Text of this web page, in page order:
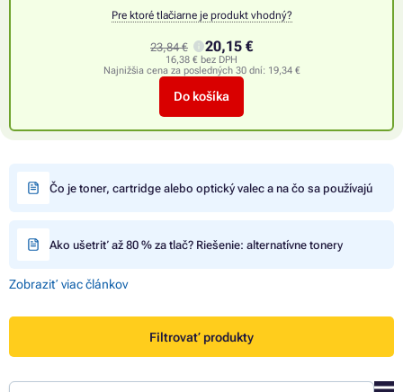
Pre ktoré tlačiarne je produkt vhodný?
23,84 € 20,15 €
16,38 € bez DPH
Najnižšia cena za posledných 30 dní: 19,34 €
Do košíka
Čo je toner, cartridge alebo optický valec a na čo sa používajú
Ako ušetriť až 80 % za tlač? Riešenie: alternatívne tonery
Zobraziť viac článkov
Filtrovať produkty